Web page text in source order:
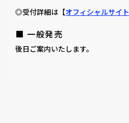
◎受付詳細は【オフィシャルサイト
■ 一般発売
後日ご案内いたします。